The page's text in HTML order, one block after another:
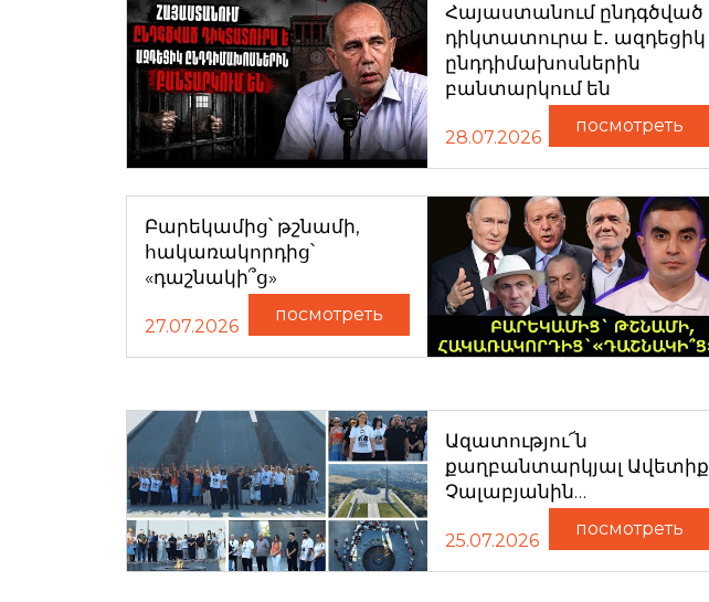
Հայաստանում ընդգծված
դիկտատուրա է․ ազդեցիկ
ընդդիմախոսներին
բանտարկում են
28.07.2026
посмотреть
Բարեկամից՝ թշնամի,
հակառակորդից՝
«դաշնակի՞ց»
27.07.2026
посмотреть
Ազատությու՜ն
քաղբանտարկյալ Ավետիք
Չալաբյանին…
25.07.2026
посмотреть